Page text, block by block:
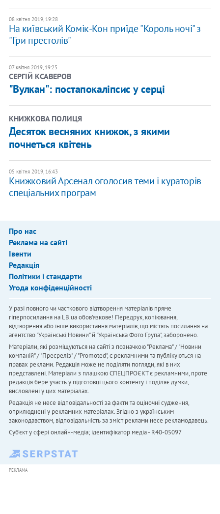
08 квітня 2019, 19:28
На київський Комік-Кон приїде "Король ночі" з
"Гри престолів"
07 квітня 2019, 19:25
СЕРГІЙ КСАВЕРОВ
"Вулкан": постапокаліпсис у серці
КНИЖКОВА ПОЛИЦЯ
Десяток весняних книжок, з якими
почнеться квітень
05 квітня 2019, 16:43
Книжковий Арсенал оголосив теми і кураторів
спеціальних програм
Про нас
Реклама на сайті
Івенти
Редакція
Політики і стандарти
Угода конфіденційності
У разі повного чи часткового відтворення матеріалів пряме
гіперпосилання на LB.ua обов'язкове! Передрук, копіювання,
відтворення або інше використання матеріалів, що містять посилання на
агентство "Українськi Новини" й "Українська Фото Група", заборонено.
Матеріали, які розміщуються на сайті з позначкою "Реклама" / "Новини
компаній" / "Пресреліз" / "Promoted", є рекламними та публікуються на
правах реклами. Редакція може не поділяти погляди, які в них
представлені. Матеріали з плашкою СПЕЦПРОЄКТ є рекламними, проте
редакція бере участь у підготовці цього контенту і поділяє думки,
висловлені у цих матеріалах.
Редакція не несе відповідальності за факти та оціночні судження,
оприлюднені у рекламних матеріалах. Згідно з українським
законодавством, відповідальність за зміст реклами несе рекламодавець.
Cуб'єкт у сфері онлайн-медіа; ідентифікатор медіа - R40-05097
РЕКЛАМА